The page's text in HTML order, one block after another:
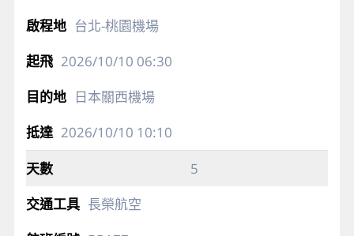
台北-桃園機場
2026/10/10 06:30
日本關西機場
2026/10/10 10:10
5
長榮航空